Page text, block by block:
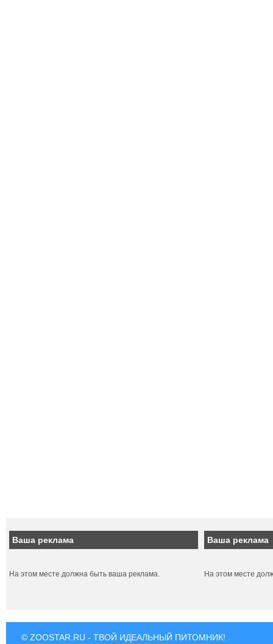
Ваша реклама
На этом месте должна быть ваша реклама.
Ваша реклама
На этом месте
© ZOOSTAR.RU - ТВОЙ ИДЕАЛЬНЫЙ ПИТОМНИК!